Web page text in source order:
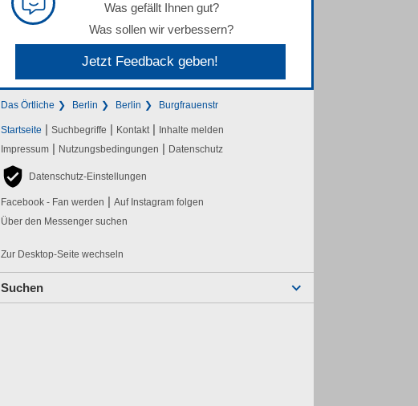
Was gefällt Ihnen gut?
Was sollen wir verbessern?
Jetzt Feedback geben!
Das Örtliche Berlin Berlin Burgfrauenstr
Startseite | Suchbegriffe | Kontakt | Inhalte melden
Impressum | Nutzungsbedingungen | Datenschutz
Datenschutz-Einstellungen
Facebook - Fan werden | Auf Instagram folgen
Über den Messenger suchen
Zur Desktop-Seite wechseln
Suchen